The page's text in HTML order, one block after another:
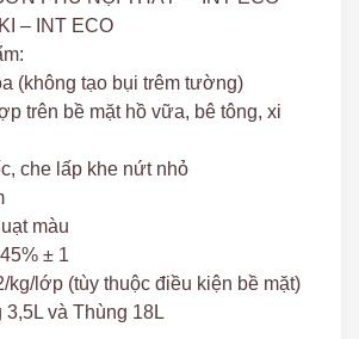
– INT ECO
(không tạo bụi trêm tường)
trên bề mặt hồ vữa, bê tông, xi
che lấp khe nứt nhỏ
màu
± 1
kg/lớp (tùy thuộc điều kiện bề mặt)
và Thùng 18L